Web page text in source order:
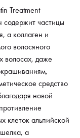
блеском,
кератинового
создает
долговременным
Treatment
частицы
а коллаген и
волосяного
волосах, даже
средство
новой
клеток альпийской
а